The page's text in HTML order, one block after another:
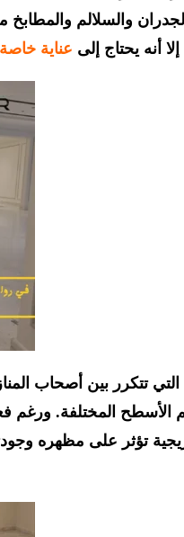
والسلالم
أنه يحتاج إلى عناية
التي تتكرر بين أصحاب
المختلفة. ورغم
تؤثر على مظهره